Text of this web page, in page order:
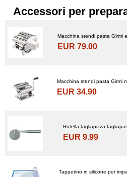
Accessori per
Macchina stendi pasta Girmi
EUR 79.00
Macchina stendi pasta Girmi
EUR 34.90
Rotella tagliapizza-
EUR 9.99
Tappetino in silicone per